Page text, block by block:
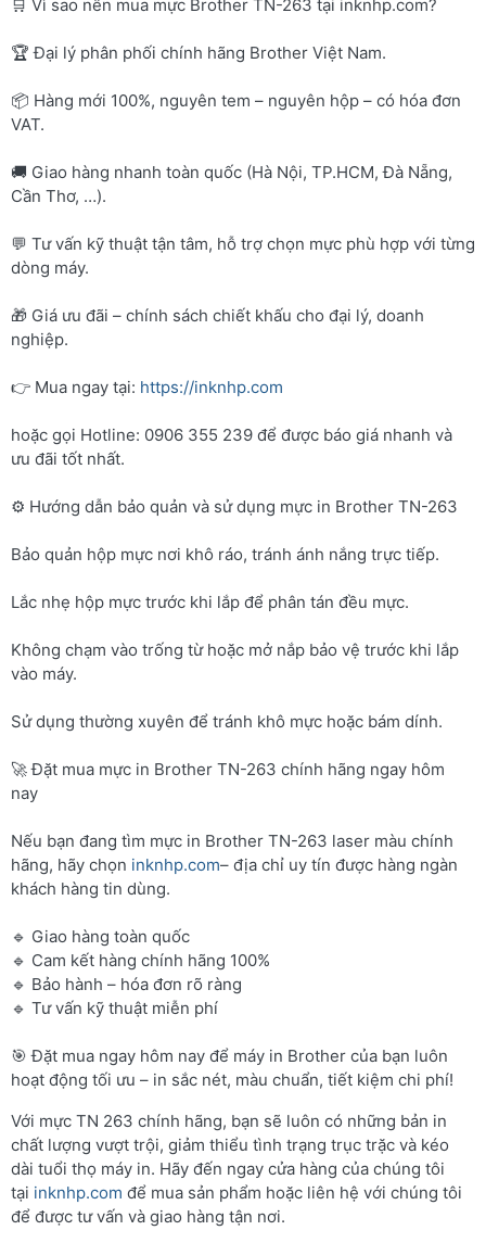
🛒 Vì sao nên mua mực Brother TN-263 tại inknhp.com?
🏆 Đại lý phân phối chính hãng Brother Việt Nam.
📦 Hàng mới 100%, nguyên tem – nguyên hộp – có hóa đơn
VAT.
🚚 Giao hàng nhanh toàn quốc (Hà Nội, TP.HCM, Đà Nẵng,
Cần Thơ, …).
💬 Tư vấn kỹ thuật tận tâm, hỗ trợ chọn mực phù hợp với từng
dòng máy.
🎁 Giá ưu đãi – chính sách chiết khấu cho đại lý, doanh
nghiệp.
👉 Mua ngay tại: https://inknhp.com
hoặc gọi Hotline: 0906 355 239 để được báo giá nhanh và
ưu đãi tốt nhất.
⚙️ Hướng dẫn bảo quản và sử dụng mực in Brother TN-263
Bảo quản hộp mực nơi khô ráo, tránh ánh nắng trực tiếp.
Lắc nhẹ hộp mực trước khi lắp để phân tán đều mực.
Không chạm vào trống từ hoặc mở nắp bảo vệ trước khi lắp
vào máy.
Sử dụng thường xuyên để tránh khô mực hoặc bám dính.
🚀 Đặt mua mực in Brother TN-263 chính hãng ngay hôm
nay
Nếu bạn đang tìm mực in Brother TN-263 laser màu chính
hãng, hãy chọn inknhp.com– địa chỉ uy tín được hàng ngàn
khách hàng tin dùng.
🔹 Giao hàng toàn quốc
🔹 Cam kết hàng chính hãng 100%
🔹 Bảo hành – hóa đơn rõ ràng
🔹 Tư vấn kỹ thuật miễn phí
🎯 Đặt mua ngay hôm nay để máy in Brother của bạn luôn
hoạt động tối ưu – in sắc nét, màu chuẩn, tiết kiệm chi phí!
Với mực TN 263 chính hãng, bạn sẽ luôn có những bản in
chất lượng vượt trội, giảm thiểu tình trạng trục trặc và kéo
dài tuổi thọ máy in. Hãy đến ngay cửa hàng của chúng tôi
tại inknhp.com để mua sản phẩm hoặc liên hệ với chúng tôi
để được tư vấn và giao hàng tận nơi.